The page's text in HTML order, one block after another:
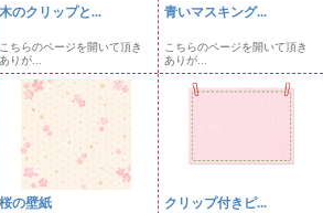
木のクリップと...
こちらのページを開いて頂き
ありが...
青いマスキング...
こちらのページを開いて頂き
ありが...
桜の壁紙 クリップ付きピ...